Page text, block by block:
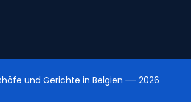
und Gerichte in Belgien 2026